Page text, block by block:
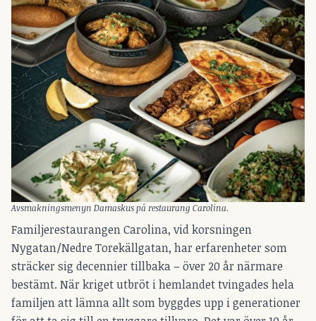
Avsmakningsmenyn Damaskus på restaurang Carolina.
Familjerestaurangen Carolina, vid korsningen
Nygatan/Nedre Torekällgatan, har erfarenheter som
sträcker sig decennier tillbaka – över 20 år närmare
bestämt. När kriget utbröt i hemlandet tvingades hela
familjen att lämna allt som byggdes upp i generationer